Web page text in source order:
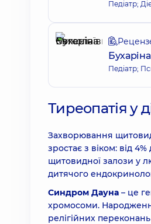
Педіатр;
Педіатр;
Тиреопатія у
Захворювання
зростає з віком: від
щитовидної залози у
дитячого
Синдром Дауна – це
хромосоми.
релігійних